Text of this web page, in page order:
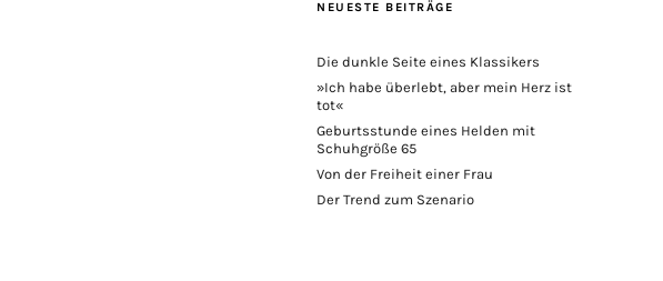
NEUESTE BEITRÄGE
Die dunkle Seite eines Klassikers
»Ich habe überlebt, aber mein Herz ist
tot«
Geburtsstunde eines Helden mit
Schuhgröße 65
Von der Freiheit einer Frau
Der Trend zum Szenario